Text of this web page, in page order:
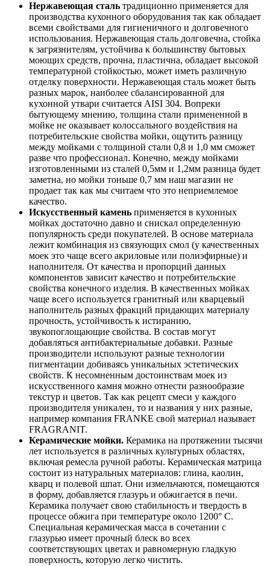
Нержавеющая сталь традиционно применяется для
производства кухонного оборудования так как обладает
всеми свойствами для гигиеничного и долговечного
использования. Нержавеющая сталь долговечна, стойка
к загрязнителям, устойчива к большинству бытовых
моющих средств, прочна, пластична, обладает высокой
температурной стойкостью, может иметь различную
отделку поверхности. Нержавеющая сталь может быть
разных марок, наиболее сбалансированной для
кухонной утвари считается AISI 304. Вопреки
бытующему мнению, толщина стали примененной в
мойке не оказывает колоссального воздействия на
потребительские свойства мойки, ощутить разницу
между мойками с толщиной стали 0,8 и 1,0 мм сможет
разве что профессионал. Конечно, между мойками
изготовленными из сталей 0,5мм и 1,2мм разница будет
заметна, но мойки тоньше 0,7 мм наш магазин не
продает так как мы считаем что это неприемлемое
качество.
Искусственный камень применяется в кухонных
мойках достаточно давно и снискал определенную
популярность среди покупателей. В основе материала
лежит комбинация из связующих смол (у качественных
моек это чаще всего акриловые или полиэфирные) и
наполнителя. От качества и пропорций данных
компонентов зависит качество и потребительские
свойства конечного изделия. В качественных мойках
чаще всего используется гранитный или кварцевый
наполнитель разных фракций придающих материалу
прочность, устойчивость к истиранию,
звукопоглощающие свойства. В состав могут
добавляться антибактериальные добавки. Разные
производители используют разные технологии
пигментации добиваясь уникальных эстетических
свойств. К несомненным достоинствам моек из
искусственного камня можно отнести разнообразие
текстур и цветов. Так как рецепт смеси у каждого
производителя уникален, то и названия у них разные,
например компания FRANKE свой материал называет
FRAGRANIT.
Керамические мойки. Керамика на протяжении тысячи
лет используется в различных культурных областях,
включая ремесла ручной работы. Керамическая матрица
состоит из натуральных материалов: глина, каолин,
кварц и полевой шпат. Они измельчаются, помещаются
в форму, добавляется глазурь и обжигается в печи.
Керамика получает свою стабильность и твердость в
процессе обжига при температуре около 1200° С.
Специальная керамическая масса в сочетании с
глазурью имеет прочный блеск во всех
соответствующих цветах и равномерную гладкую
поверхность, которую легко чистить.